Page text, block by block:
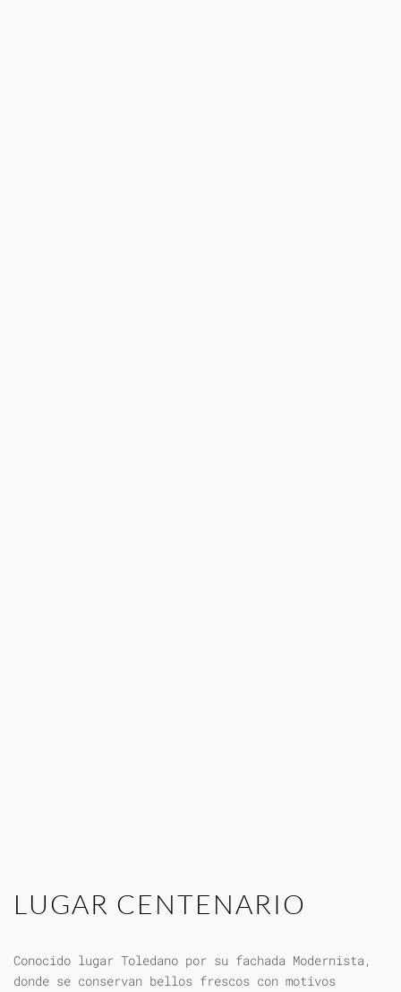
LUGAR CENTENARIO
Conocido lugar Toledano por su fachada Modernista,
donde se conservan bellos frescos con motivos